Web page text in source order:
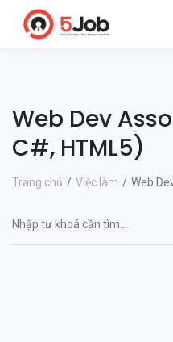
Web Dev
C#, HTML5)
Trang chủ Việc làm Web